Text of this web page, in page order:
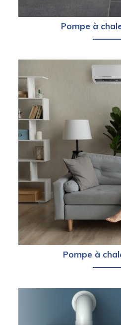
Pompe à
Pompe à